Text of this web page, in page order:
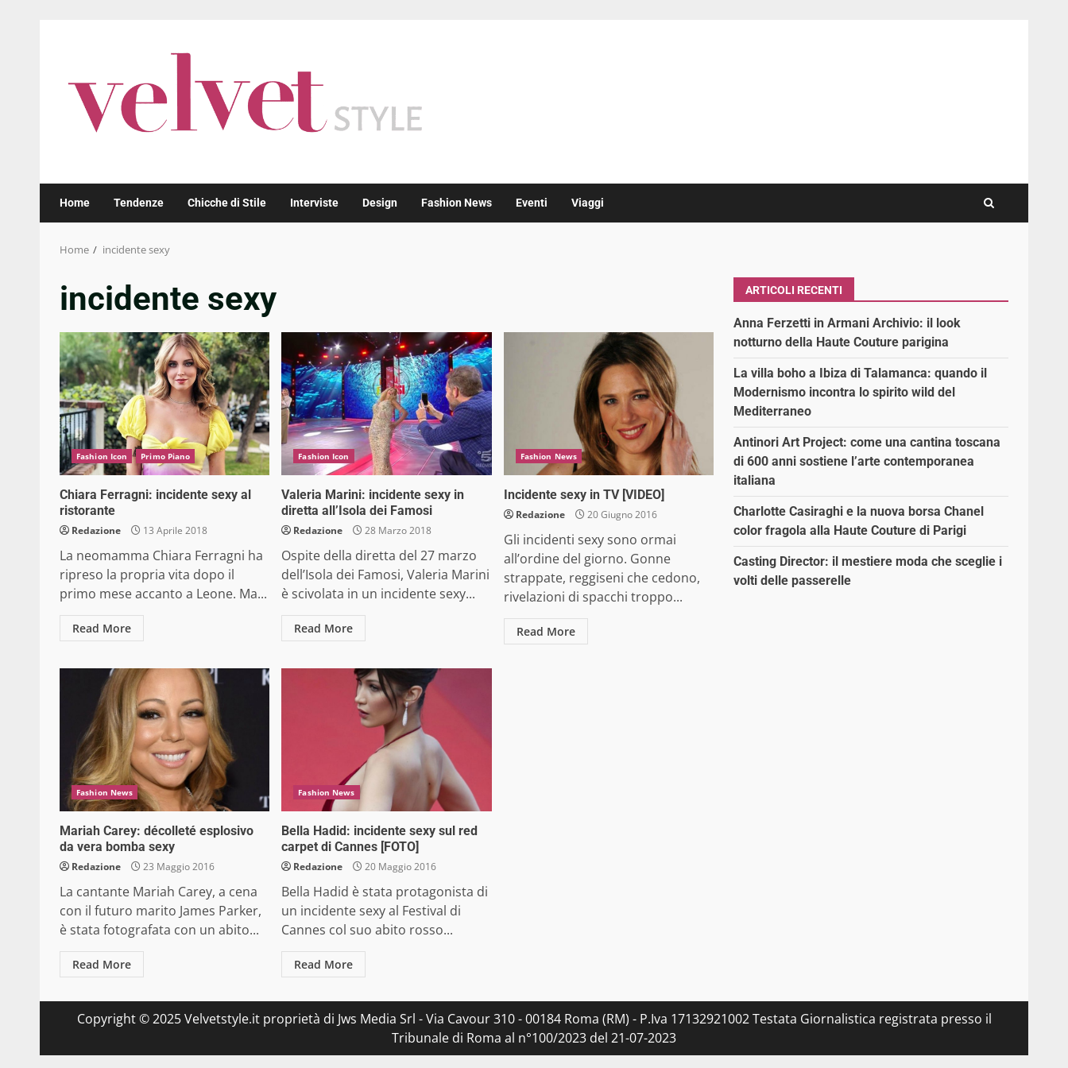
Home Tendenze Chicche di Stile Interviste Design Fashion News Eventi Viaggi
Home incidente sexy
incidente sexy
Fashion Icon Primo Piano
Chiara Ferragni: incidente sexy al
ristorante
Redazione 13 Aprile 2018
La neomamma Chiara Ferragni ha
ripreso la propria vita dopo il
primo mese accanto a Leone. Ma...
Read More
Fashion Icon
Valeria Marini: incidente sexy in
diretta all’Isola dei Famosi
Redazione 28 Marzo 2018
Ospite della diretta del 27 marzo
dell’Isola dei Famosi, Valeria Marini
è scivolata in un incidente sexy...
Read More
Fashion News
Incidente sexy in TV [VIDEO]
Redazione 20 Giugno 2016
Gli incidenti sexy sono ormai
all’ordine del giorno. Gonne
strappate, reggiseni che cedono,
rivelazioni di spacchi troppo...
Read More
Fashion News
Mariah Carey: décolleté esplosivo
da vera bomba sexy
Redazione 23 Maggio 2016
La cantante Mariah Carey, a cena
con il futuro marito James Parker,
è stata fotografata con un abito...
Read More
Fashion News
Bella Hadid: incidente sexy sul red
carpet di Cannes [FOTO]
Redazione 20 Maggio 2016
Bella Hadid è stata protagonista di
un incidente sexy al Festival di
Cannes col suo abito rosso...
Read More
ARTICOLI RECENTI
Anna Ferzetti in Armani Archivio: il look
notturno della Haute Couture parigina
La villa boho a Ibiza di Talamanca: quando il
Modernismo incontra lo spirito wild del
Mediterraneo
Antinori Art Project: come una cantina toscana
di 600 anni sostiene l’arte contemporanea
italiana
Charlotte Casiraghi e la nuova borsa Chanel
color fragola alla Haute Couture di Parigi
Casting Director: il mestiere moda che sceglie i
volti delle passerelle
Copyright © 2025 Velvetstyle.it proprietà di Jws Media Srl - Via Cavour 310 - 00184 Roma (RM) - P.Iva 17132921002 Testata Giornalistica registrata presso il
Tribunale di Roma al n°100/2023 del 21-07-2023